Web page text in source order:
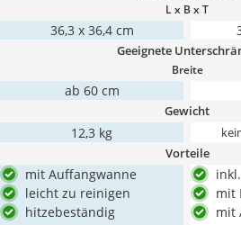
L x B x T
36,3 x 36,4 cm
Geeignete
Breite
ab 60 cm
Gewicht
‎12,3 kg
Vorteile
mit Auffangwanne
leicht zu reinigen
hitzebeständig
mit
mit